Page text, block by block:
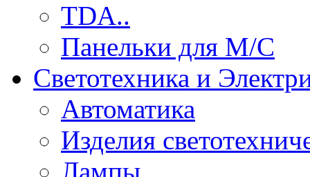
TDA..
Панельки для М/С
Светотехника и
Автоматика
Изделия